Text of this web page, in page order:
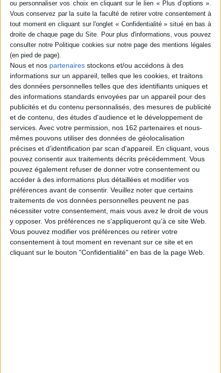
Nous et nos partenaires stockons et/ou accédons à des
informations sur un appareil, telles que les cookies, et traitons
des données personnelles telles que des identifiants uniques et
des informations standards envoyées par un appareil pour des
publicités et du contenu personnalisés, des mesures de publicité
et de contenu, des études d'audience et le développement de
services. Avec votre permission, nos 162 partenaires et nous-
mêmes pouvons utiliser des données de géolocalisation
précises et d’identification par scan d'appareil. En cliquant, vous
pouvez consentir aux traitements décrits précédemment. Vous
pouvez également refuser de donner votre consentement ou
accéder à des informations plus détaillées et modifier vos
préférences avant de consentir. Veuillez noter que certains
traitements de vos données personnelles peuvent ne pas
nécessiter votre consentement, mais vous avez le droit de vous
y opposer. Vos préférences ne s'appliqueront qu’à ce site Web.
Vous pouvez modifier vos préférences ou retirer votre
consentement à tout moment en revenant sur ce site et en
cliquant sur le bouton "Confidentialité" en bas de la page Web.
Contenus Mollat en relation
Sélections de livres
Loisirs - Bien-être Jardins - Nature Nature Biodiversité
21 mars : journée internationale des forets
En 2012, l'Assemblée générale des Nations Unies a proclamé ce jour :
journée internationale des forêts. A cette occasion, découvrez la
sélection des libraires
:
La vie secrète des
arbres : ce qu'ils
ressentent, comment
ils communiquent : un
monde inconnu
Nous les arbres
Éditeur :Fondation
Cartier pour l'art
contemporain